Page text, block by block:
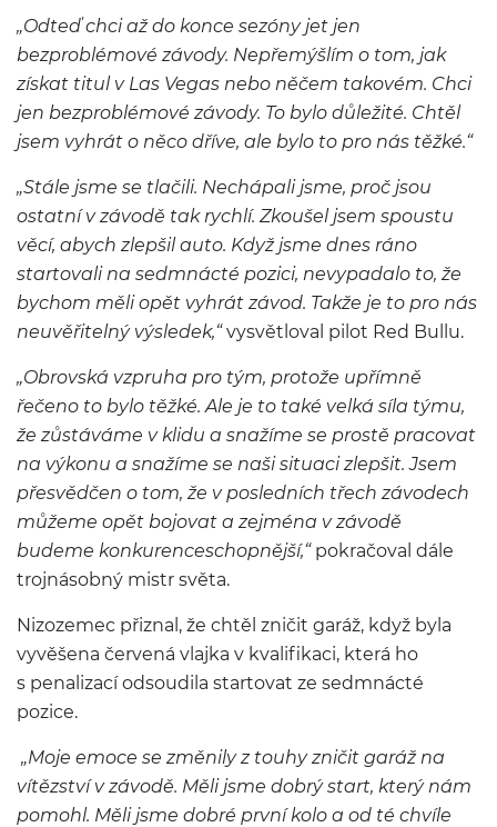
„Odteď chci až do konce sezóny jet jen
bezproblémové závody. Nepřemýšlím o tom, jak
získat titul v Las Vegas nebo něčem takovém. Chci
jen bezproblémové závody. To bylo důležité. Chtěl
jsem vyhrát o něco dříve, ale bylo to pro nás těžké.“
„Stále jsme se tlačili. Nechápali jsme, proč jsou
ostatní v závodě tak rychlí. Zkoušel jsem spoustu
věcí, abych zlepšil auto. Když jsme dnes ráno
startovali na sedmnácté pozici, nevypadalo to, že
bychom měli opět vyhrát závod. Takže je to pro nás
neuvěřitelný výsledek,“vysvětloval pilot Red Bullu.
„Obrovská vzpruha pro tým, protože upřímně
řečeno to bylo těžké. Ale je to také velká síla týmu,
že zůstáváme v klidu a snažíme se prostě pracovat
na výkonu a snažíme se naši situaci zlepšit. Jsem
přesvědčen o tom, že v posledních třech závodech
můžeme opět bojovat a zejména v závodě
budeme konkurenceschopnější,“pokračoval dále
trojnásobný mistr světa.
Nizozemec přiznal, že chtěl zničit garáž, když byla
vyvěšena červená vlajka v kvalifikaci, která ho
s penalizací odsoudila startovat ze sedmnácté
pozice.
„Moje emoce se změnily z touhy zničit garáž na
vítězství v závodě. Měli jsme dobrý start, který nám
pomohl. Měli jsme dobré první kolo a od té chvíle